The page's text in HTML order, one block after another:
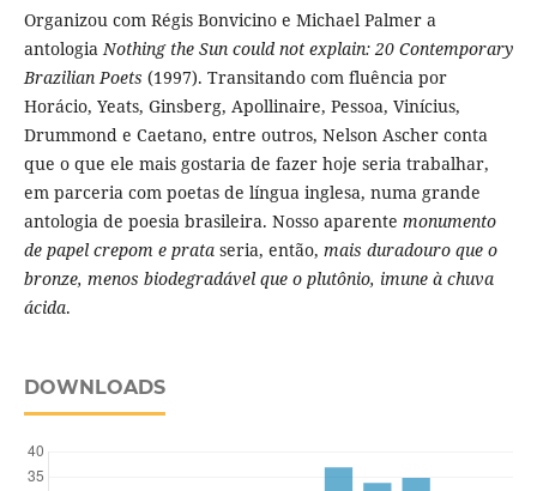
Organizou com Régis Bonvicino e Michael Palmer a
antologia Nothing the Sun could not explain: 20 Contemporary
Brazilian Poets (1997). Transitando com fluência por
Horácio, Yeats, Ginsberg, Apollinaire, Pessoa, Vinícius,
Drummond e Caetano, entre outros, Nelson Ascher conta
que o que ele mais gostaria de fazer hoje seria trabalhar,
em parceria com poetas de língua inglesa, numa grande
antologia de poesia brasileira. Nosso aparente monumento
de papel crepom e prataseria, então, mais duradouro que o
bronze, menos biodegradável que o plutônio, imune à chuva
ácida.
DOWNLOADS